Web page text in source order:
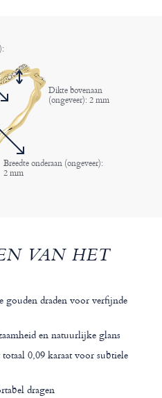
Dikte bovenaan
(ongeveer): 2 mm
Breedte onderaan (ongeveer):
2 mm
VAN HET
gouden draden voor verfijnde
en natuurlijke glans
0,09 karaat voor subtiele
dragen